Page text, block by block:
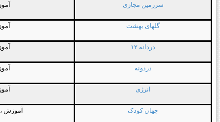
سرزمین مجازی
گلهای بهشت
دردانه ۱۲
دردونه
انرژی
جهان کودک آموزش ،